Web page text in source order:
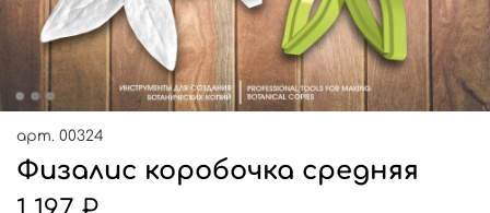
арт. 00324
Физалис коробочка средняя